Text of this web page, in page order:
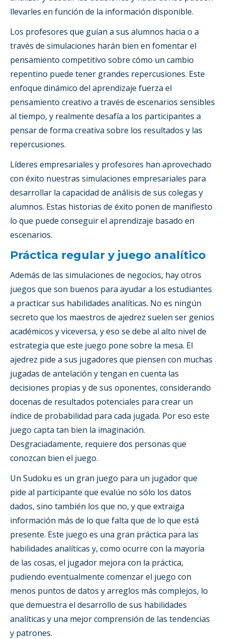
llevarles en función de la información disponible.
Los profesores que guían a sus alumnos hacia o a
través de simulaciones harán bien en fomentar el
pensamiento competitivo sobre cómo un cambio
repentino puede tener grandes repercusiones. Este
enfoque dinámico del aprendizaje fuerza el
pensamiento creativo a través de escenarios sensibles
al tiempo, y realmente desafía a los participantes a
pensar de forma creativa sobre los resultados y las
repercusiones.
Líderes empresariales y profesores han aprovechado
con éxito nuestras simulaciones empresariales para
desarrollar la capacidad de análisis de sus colegas y
alumnos. Estas historias de éxito ponen de manifiesto
lo que puede conseguir el aprendizaje basado en
escenarios.
Práctica regular y juego analítico
Además de las simulaciones de negocios, hay otros
juegos que son buenos para ayudar a los estudiantes
a practicar sus habilidades analíticas. No es ningún
secreto que los maestros de ajedrez suelen ser genios
académicos y viceversa, y eso se debe al alto nivel de
estrategia que este juego pone sobre la mesa. El
ajedrez pide a sus jugadores que piensen con muchas
jugadas de antelación y tengan en cuenta las
decisiones propias y de sus oponentes, considerando
docenas de resultados potenciales para crear un
índice de probabilidad para cada jugada. Por eso este
juego capta tan bien la imaginación.
Desgraciadamente, requiere dos personas que
conozcan bien el juego.
Un Sudoku es un gran juego para un jugador que
pide al participante que evalúe no sólo los datos
dados, sino también los que no, y que extraiga
información más de lo que falta que de lo que está
presente. Este juego es una gran práctica para las
habilidades analíticas y, como ocurre con la mayoría
de las cosas, el jugador mejora con la práctica,
pudiendo eventualmente comenzar el juego con
menos puntos de datos y arreglos más complejos, lo
que demuestra el desarrollo de sus habilidades
analíticas y una mejor comprensión de las tendencias
y patrones.